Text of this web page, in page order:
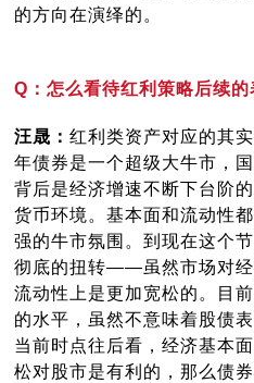
的方向在演绎的。
Q：怎么看待红利策略后续的
汪晟：红利类资产对应的其
年债券是一个超级大牛市，
背后是经济增速不断下台阶
货币环境。基本面和流动性
强的牛市氛围。到现在这个
彻底的扭转——虽然市场对经
流动性上是更加宽松的。目
的水平，虽然不意味着股债
当前时点往后看，经济基本
松对股市是有利的，那么债